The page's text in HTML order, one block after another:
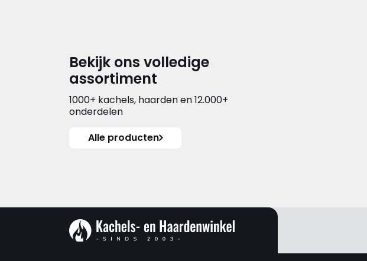
Bekijk ons volledige
assortiment
1000+ kachels, haarden en 12.000+
onderdelen
Alle producten